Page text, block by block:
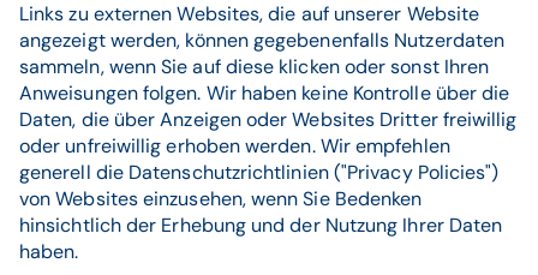
Links zu externen Websites, die auf unserer Website
angezeigt werden, können gegebenenfalls Nutzerdaten
sammeln, wenn Sie auf diese klicken oder sonst Ihren
Anweisungen folgen. Wir haben keine Kontrolle über die
Daten, die über Anzeigen oder Websites Dritter freiwillig
oder unfreiwillig erhoben werden. Wir empfehlen
generell die Datenschutzrichtlinien ("Privacy Policies")
von Websites einzusehen, wenn Sie Bedenken
hinsichtlich der Erhebung und der Nutzung Ihrer Daten
haben.